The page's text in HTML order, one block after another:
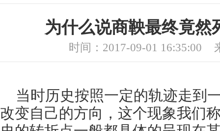
为什么说商鞅最终竟然
时间：2017-09-01 16:35:00
当时历史按照一定的轨迹走到
改变自己的方向，这个现象我们